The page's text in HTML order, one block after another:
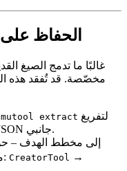
الحفاظ على
غالبًا ما تدمج الصيغ
mutool extract
جميع البيانات التعريفية إلى ملف JSON جانبي.
ت映​​映 إلى مخطط الهدف –
يعادلها في المعايير المفتوحة (مثال: CreatorTool →